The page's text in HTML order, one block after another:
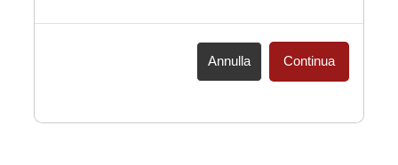
Annulla Continua